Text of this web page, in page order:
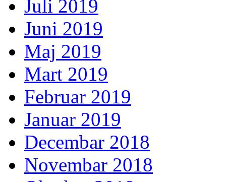
Juli 2019
Juni 2019
Maj 2019
Mart 2019
Februar 2019
Januar 2019
Decembar 2018
Novembar 2018